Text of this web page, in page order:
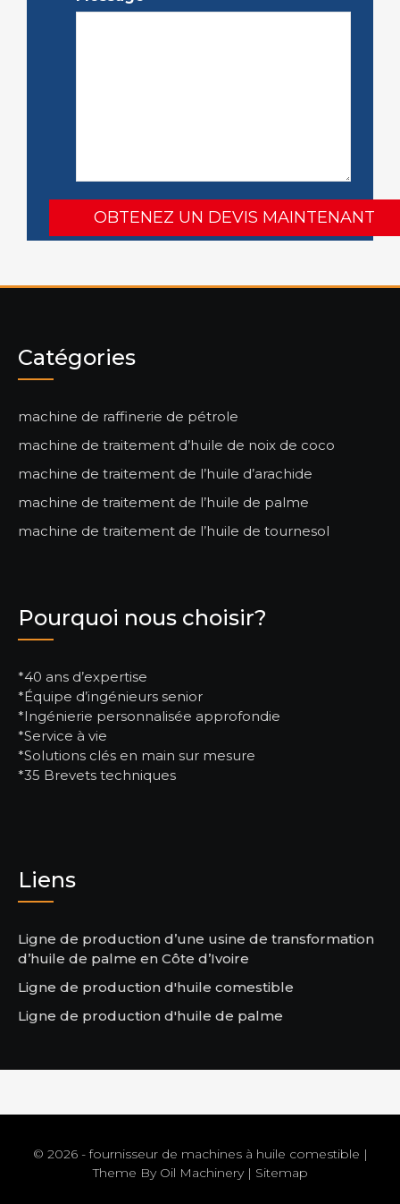
Catégories
machine de raffinerie de pétrole
machine de traitement d’huile de noix de coco
machine de traitement de l’huile d’arachide
machine de traitement de l’huile de palme
machine de traitement de l’huile de tournesol
Pourquoi nous choisir?
*40 ans d’expertise
*Équipe d’ingénieurs senior
*Ingénierie personnalisée approfondie
*Service à vie
*Solutions clés en main sur mesure
*35 Brevets techniques
Liens
Ligne de production d’une usine de transformation
d’huile de palme en Côte d’Ivoire
Ligne de production d'huile comestible
Ligne de production d'huile de palme
© 2026 - fournisseur de machines à huile comestible |
Theme By Oil Machinery| Sitemap